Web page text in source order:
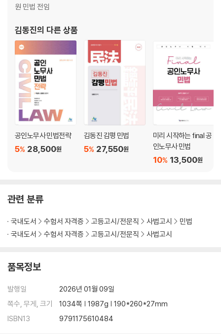
제2절 동산과 부동산 59
제4절 원물과 과실 63
제5장/권리의 변동 _64
제1절 총 설 64
제2절 법률행위 64
│제1관│총 설 · │제2관│법률행위의 목적 64
Ⅰ.목적의 확정 · Ⅱ.목적의 가능 · Ⅲ.목적의 적법성 _64
(이하 생략)
제6장/기 간 _147
제2절 소멸시효의 요건 149
│제1관│소멸시효의 대상이 되는 권리 149
Ⅰ.채 권 _149
제1장/물권법 총설 _188
제1절 물권법 일반 188
원 민법 전임
김동진의 다른 상품
공인노무사 민법전략
28,500원
5%
김동진 감평 민법
27,550원
5%
미리 시작하는 final 공
인노무사 민법
13,500원
10%
관련 분류
국내도서 수험서 자격증 고등고시/전문직 사법고시
민법
국내도서
수험서 자격증 고등고시/전문직 사법고시
품목정보
발행일
2026년 01월 09일
쪽수, 무게, 크기
1034쪽 | 1987g | 190*260*27mm
ISBN13
9791175610484